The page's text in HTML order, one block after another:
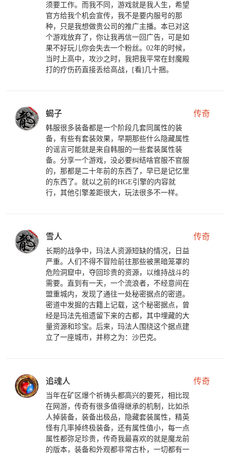
须要工作。而我不同，游戏就是我人生，希望
官方给我个机会宣传，我不是要内服号的那
种，只是我想做贵公司的推广主播。本已对这
个游戏放弃了，你让我再信一回广告，可是如
果不好玩儿你会失去一个粉丝。02年的时候，
当时上高中，攻沙之时，我把我平常在封魔殿
打的疗伤药直接丢给高战，[看]几十捆。
蝎子 传奇
韩服很多装备都是一个阶段几套同属性的装
备，有些有套装效果，早期那些什么隐藏属性
的谣言可能就是来自韩服的一些套装属性装
备。分享一个游戏，没必要纠结啥官服不官服
的，那都是二十年前的东西了，早已是记忆里
的东西了。就以之前的HGE引擎的内容就
行，其他引擎差距很大，玩法很多不一样。
雪人 传奇
长期的战争中，玛法人资源短缺的情况，日益
严重。人们不得不冒险前往那些被黑暗笼罩的
危险洞窟中，夺回珍贵的资源，以维持战斗的
需要。直到有一天，一个流浪者，不经意间在
盟重城内，发现了通往一处秘密据点的密道。
密道中发掘的古籍上记载，这个秘密据点，曾
经是玛法先祖遗留下来的古都，其中埋藏的大
量资源和珍宝。后来，玛法人围绕这个据点建
立了一座城市，并称之为：沙巴克。
追魂人 传奇
当年在矿区爆个祈祷头都高兴的要死，相比现
在网游，传奇有很多值得继承的机制，比如杀
人掉装备，装备出极品，隐藏套装属性，精英
怪有几率掉终极装备，还有属性值小，每一点
属性都弥足珍贵，传奇我最喜欢的就是魔龙前
的版本，装备和外观都非常古朴，一切都有一